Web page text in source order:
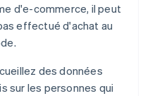
d'e-commerce, il peut
effectué d'achat au
des données
sur les personnes qui